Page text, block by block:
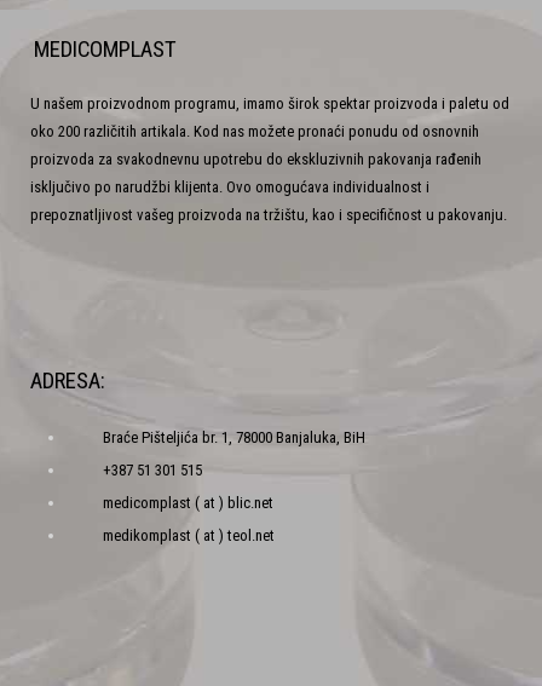
MEDICOMPLAST
U našem proizvodnom programu, imamo širok spektar proizvoda i paletu od
oko 200 različitih artikala. Kod nas možete pronaći ponudu od osnovnih
proizvoda za svakodnevnu upotrebu do ekskluzivnih pakovanja rađenih
isključivo po narudžbi klijenta. Ovo omogućava individualnost i
prepoznatljivost vašeg proizvoda na tržištu, kao i specifičnost u pakovanju.
ADRESA:
Braće Pišteljića br. 1, 78000 Banjaluka, BiH
+387 51 301 515
medicomplast ( at ) blic.net
medikomplast ( at ) teol.net